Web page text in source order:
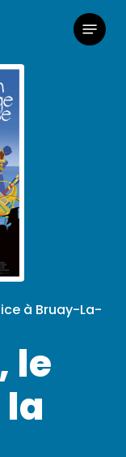
Menu
à Bruay-La-
le